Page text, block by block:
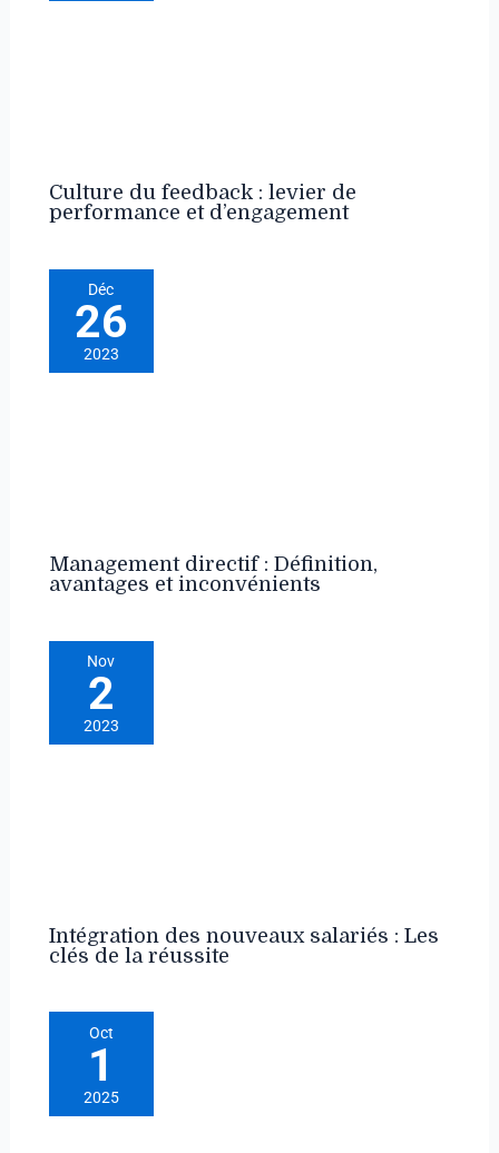
Culture du feedback : levier de
performance et d’engagement
Déc
26
2023
Management directif : Définition,
avantages et inconvénients
Nov
2
2023
Intégration des nouveaux salariés : Les
clés de la réussite
Oct
1
2025